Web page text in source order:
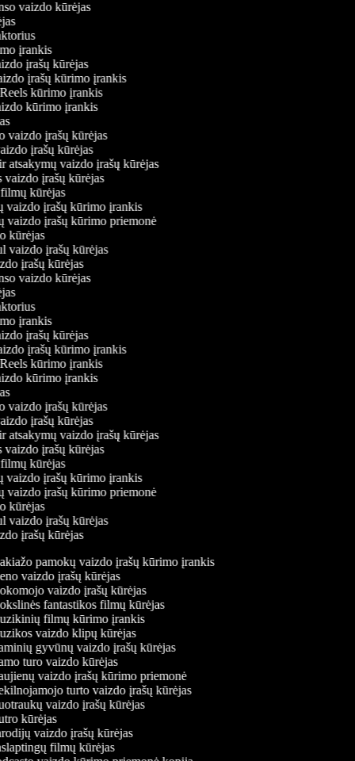
vaizdo kūrėjas
įrankis
įrašų kūrėjas
įrašų kūrimo įrankis
Reels kūrimo įrankis
kūrimo įrankis
vaizdo įrašų kūrėjas
įrašų kūrėjas
atsakymų vaizdo įrašų kūrėjas
vaizdo įrašų kūrėjas
kūrėjas
vaizdo įrašų kūrimo įrankis
vaizdo įrašų kūrimo priemonė
kūrėjas
vaizdo įrašų kūrėjas
įrašų kūrėjas
vaizdo kūrėjas
įrankis
įrašų kūrėjas
įrašų kūrimo įrankis
Reels kūrimo įrankis
kūrimo įrankis
vaizdo įrašų kūrėjas
įrašų kūrėjas
atsakymų vaizdo įrašų kūrėjas
vaizdo įrašų kūrėjas
kūrėjas
vaizdo įrašų kūrimo įrankis
vaizdo įrašų kūrimo priemonė
kūrėjas
vaizdo įrašų kūrėjas
įrašų kūrėjas
pamokų vaizdo įrašų kūrimo įrankis
vaizdo įrašų kūrėjas
vaizdo įrašų kūrėjas
fantastikos filmų kūrėjas
filmų kūrimo įrankis
vaizdo klipų kūrėjas
gyvūnų vaizdo įrašų kūrėjas
turo vaizdo kūrėjas
vaizdo įrašų kūrimo priemonė
turto vaizdo įrašų kūrėjas
vaizdo įrašų kūrėjas
kūrėjas
vaizdo įrašų kūrėjas
filmų kūrėjas